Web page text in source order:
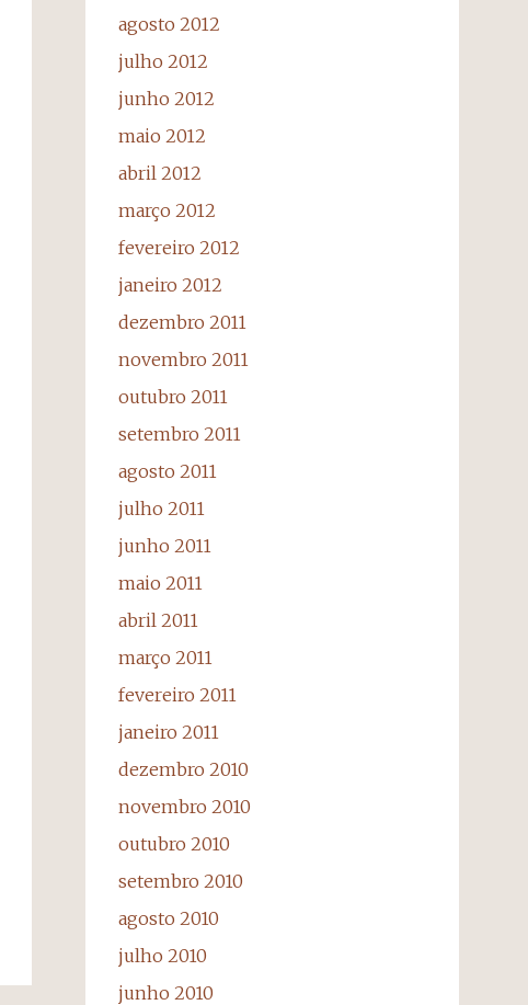
agosto 2012
julho 2012
junho 2012
maio 2012
abril 2012
março 2012
fevereiro 2012
janeiro 2012
dezembro 2011
novembro 2011
outubro 2011
setembro 2011
agosto 2011
julho 2011
junho 2011
maio 2011
abril 2011
março 2011
fevereiro 2011
janeiro 2011
dezembro 2010
novembro 2010
outubro 2010
setembro 2010
agosto 2010
julho 2010
junho 2010